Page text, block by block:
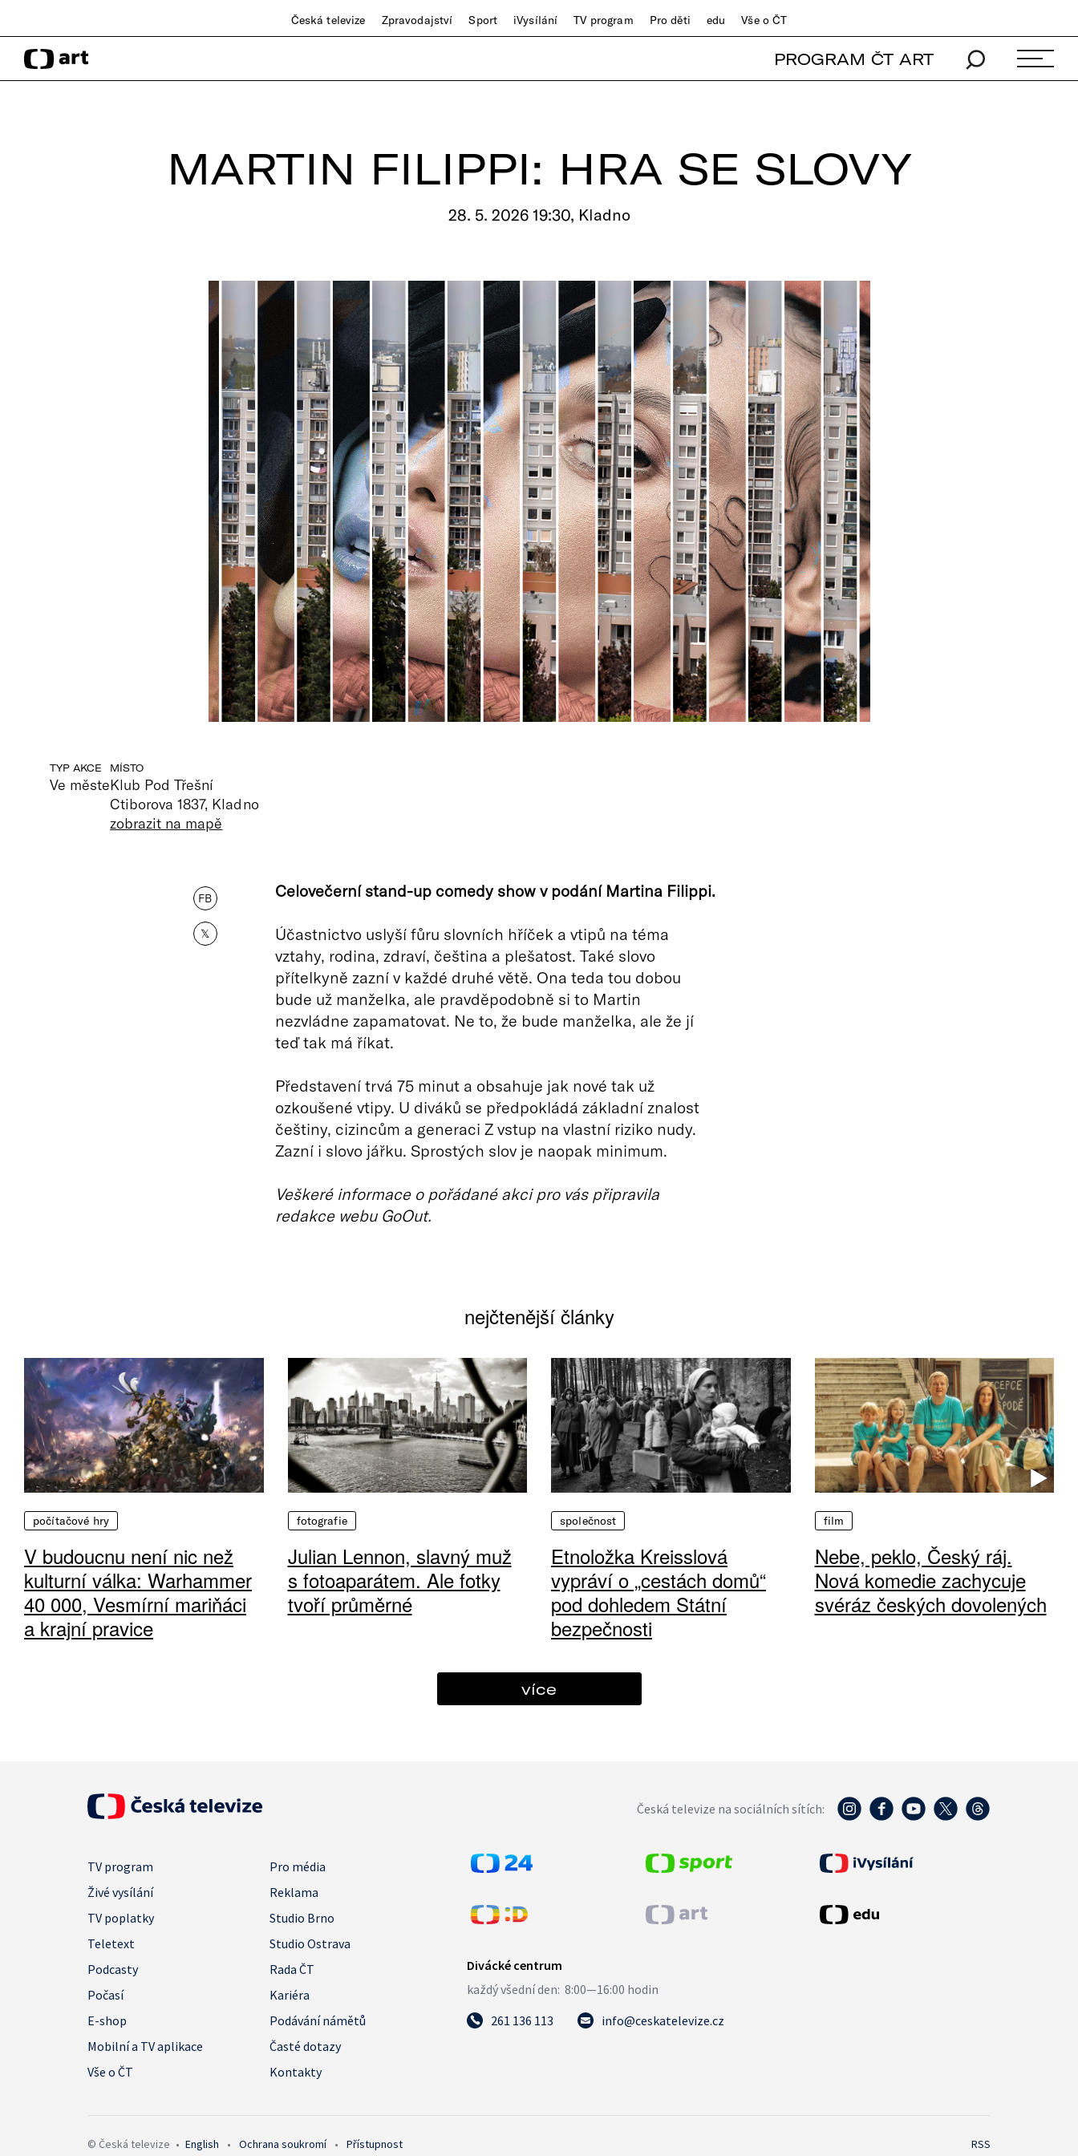
Česká televize Zpravodajství Sport iVysílání TV program Pro děti edu Vše o ČT
PROGRAM ČT ART
MARTIN FILIPPI: HRA SE SLOVY
28. 5. 2026 19:30, Kladno
TYP AKCE
Ve měste
MÍSTO
Klub Pod Třešní
Ctiborova 1837, Kladno
zobrazit na mapě
FB
𝕏
Celovečerní stand-up comedy show v podání Martina Filippi.
Účastnictvo uslyší fůru slovních hříček a vtipů na téma
vztahy, rodina, zdraví, čeština a plešatost. Také slovo
přítelkyně zazní v každé druhé větě. Ona teda tou dobou
bude už manželka, ale pravděpodobně si to Martin
nezvládne zapamatovat. Ne to, že bude manželka, ale že jí
teď tak má říkat.
Představení trvá 75 minut a obsahuje jak nové tak už
ozkoušené vtipy. U diváků se předpokládá základní znalost
češtiny, cizincům a generaci Z vstup na vlastní riziko nudy.
Zazní i slovo jářku. Sprostých slov je naopak minimum.
Veškeré informace o pořádané akci pro vás připravila
redakce webu GoOut.
nejčtenější články
počítačové hry
V budoucnu není nic než
kulturní válka: Warhammer
40 000, Vesmírní mariňáci
a krajní pravice
fotografie
Julian Lennon, slavný muž
s fotoaparátem. Ale fotky
tvoří průměrné
společnost
Etnoložka Kreisslová
vypráví o „cestách domů“
pod dohledem Státní
bezpečnosti
film
Nebe, peklo, Český ráj.
Nová komedie zachycuje
svéráz českých dovolených
více
Česká televize na sociálních sítích:
TV program
Pro média
Živé vysílání
Reklama
TV poplatky
Studio Brno
Teletext
Studio Ostrava
Podcasty
Rada ČT
Počasí
Kariéra
E-shop
Podávání námětů
Mobilní a TV aplikace
Časté dotazy
Vše o ČT
Kontakty
261 136 113 info@ceskatelevize.cz
© Česká televize • English • Ochrana soukromí • Přístupnost RSS